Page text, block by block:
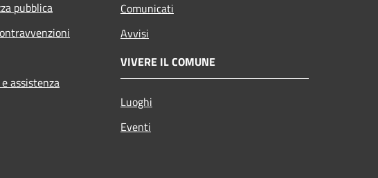
pubblica
assistenza
Comunicati
Avvisi
VIVERE IL COMUNE
Luoghi
Eventi